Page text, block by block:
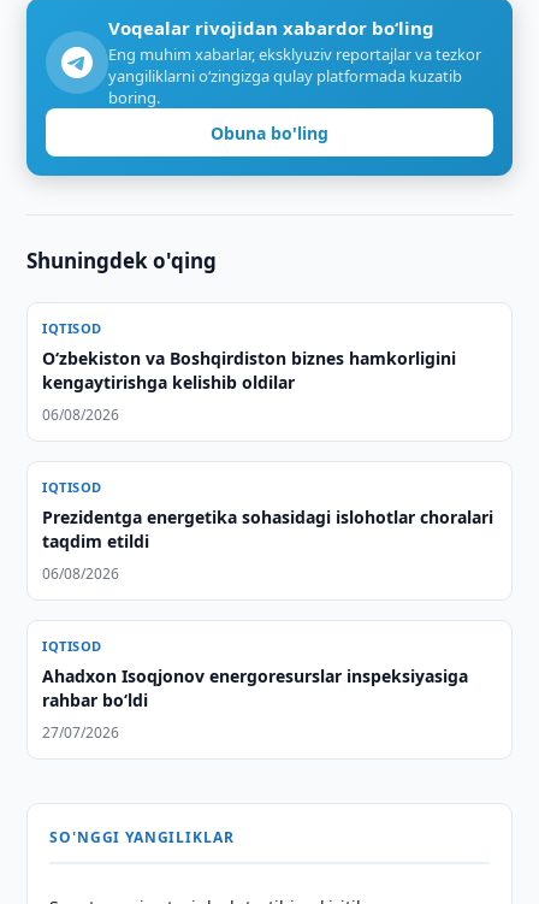
Voqealar rivojidan xabardor bo‘ling
Eng muhim xabarlar, eksklyuziv reportajlar va tezkor
yangiliklarni o‘zingizga qulay platformada kuzatib
boring.
Obuna bo'ling
Shuningdek o'qing
IQTISOD
Oʻzbekiston va Boshqirdiston biznes hamkorligini
kengaytirishga kelishib oldilar
06/08/2026
IQTISOD
Prezidentga energetika sohasidagi islohotlar choralari
taqdim etildi
06/08/2026
IQTISOD
Ahadxon Isoqjonov energoresurslar inspeksiyasiga
rahbar bo‘ldi
27/07/2026
SO'NGGI YANGILIKLAR